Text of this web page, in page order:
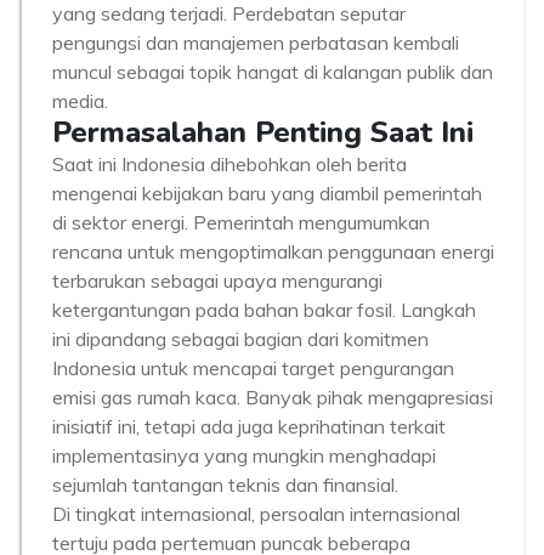
yang sedang terjadi. Perdebatan seputar
pengungsi dan manajemen perbatasan kembali
muncul sebagai topik hangat di kalangan publik dan
media.
Permasalahan Penting Saat Ini
Saat ini Indonesia dihebohkan oleh berita
mengenai kebijakan baru yang diambil pemerintah
di sektor energi. Pemerintah mengumumkan
rencana untuk mengoptimalkan penggunaan energi
terbarukan sebagai upaya mengurangi
ketergantungan pada bahan bakar fosil. Langkah
ini dipandang sebagai bagian dari komitmen
Indonesia untuk mencapai target pengurangan
emisi gas rumah kaca. Banyak pihak mengapresiasi
inisiatif ini, tetapi ada juga keprihatinan terkait
implementasinya yang mungkin menghadapi
sejumlah tantangan teknis dan finansial.
Di tingkat internasional, persoalan internasional
tertuju pada pertemuan puncak beberapa